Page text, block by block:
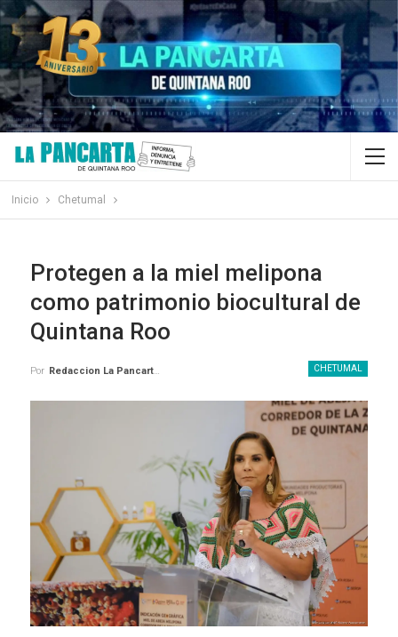
Inicio Chetumal
Protegen a la miel melipona
como patrimonio biocultural de
Quintana Roo
CHETUMAL
Por Redaccion La Pancarta De Quintana Roo